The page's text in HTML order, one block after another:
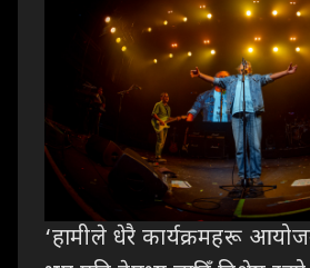
‘हामीले धेरै कार्यक्रमहरू